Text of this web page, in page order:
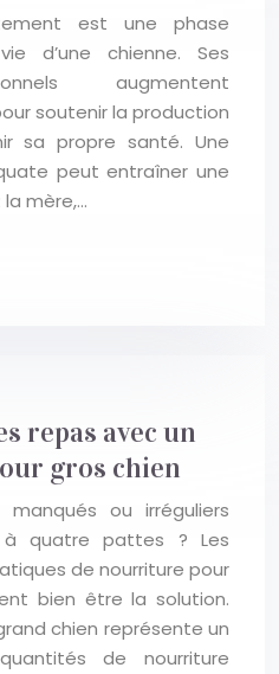
est une phase
d’une chienne. Ses
augmentent
soutenir la production
sa propre santé. Une
peut entraîner une
mère,…
repas avec un
gros chien
ou irréguliers
quatre pattes ? Les
de nourriture pour
bien être la solution.
chien représente un
de nourriture